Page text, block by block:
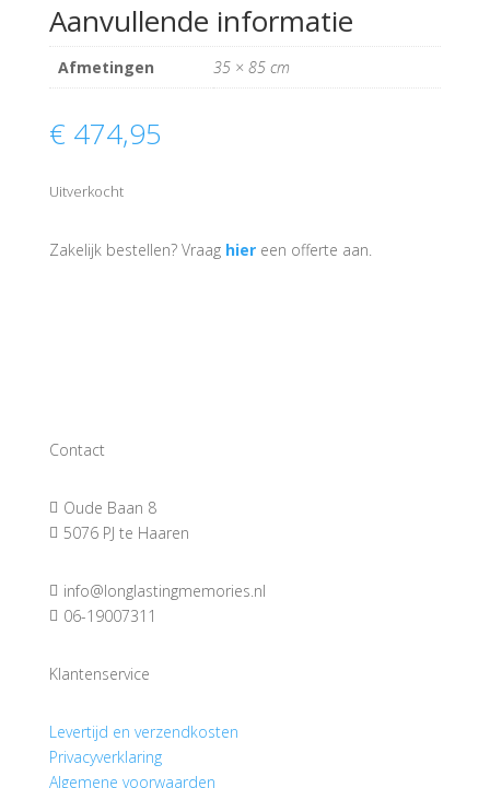
Aanvullende informatie
Afmetingen 35 × 85 cm
€ 474,95
Uitverkocht
Zakelijk bestellen? Vraag hiereen offerte aan.
Contact
 Oude Baan 8
 5076 PJ te Haaren
 info@longlastingmemories.nl
 06-19007311
Klantenservice
Levertijd en verzendkosten
Privacyverklaring
Algemene voorwaarden